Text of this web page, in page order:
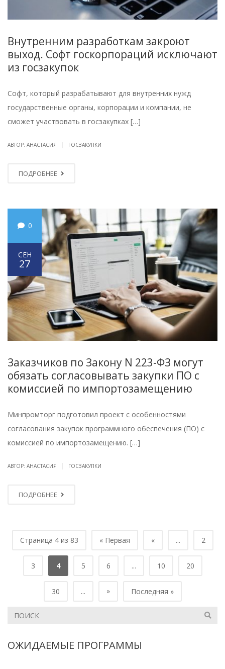
Внутренним разработкам закроют
выход. Софт госкорпораций исключают
из госзакупок
Софт, который разрабатывают для внутренних нужд
государственные органы, корпорации и компании, не
сможет участвовать в госзакупках […]
АВТОР: АНАСТАСИЯ ГОСЗАКУПКИ
ПОДРОБНЕЕ
0
СЕН
27
Заказчиков по Закону N 223-ФЗ могут
обязать согласовывать закупки ПО с
комиссией по импортозамещению
Минпромторг подготовил проект с особенностями
согласования закупок программного обеспечения (ПО) с
комиссией по импортозамещению. […]
АВТОР: АНАСТАСИЯ ГОСЗАКУПКИ
ПОДРОБНЕЕ
Страница 4 из 83 « Первая « ... 2
3 4 5 6 ... 10 20
30 ... » Последняя »
ОЖИДАЕМЫЕ ПРОГРАММЫ